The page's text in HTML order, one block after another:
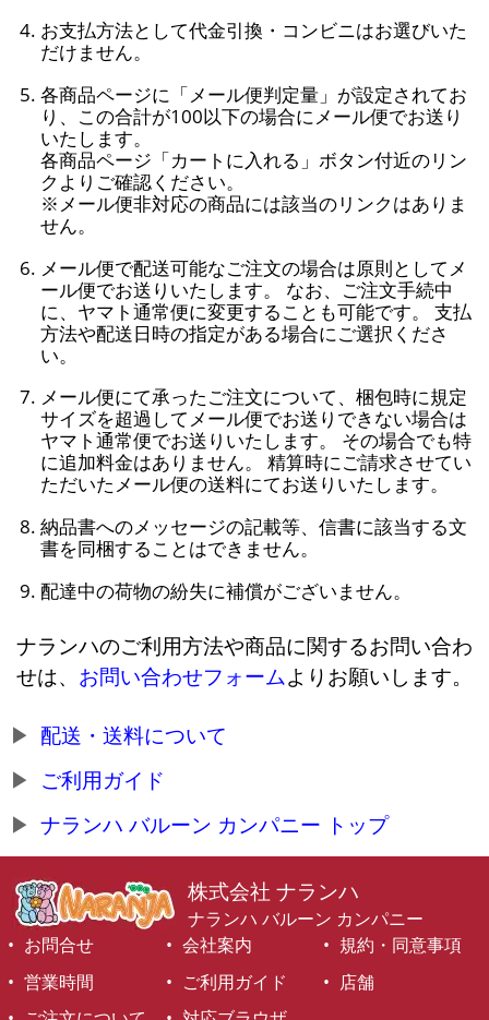
お支払方法として代金引換・コンビニはお選びいた
だけません。
各商品ページに「メール便判定量」が設定されてお
り、この合計が100以下の場合にメール便でお送り
いたします。
各商品ページ「カートに入れる」ボタン付近のリン
クよりご確認ください。
※メール便非対応の商品には該当のリンクはありま
せん。
メール便で配送可能なご注文の場合は原則としてメ
ール便でお送りいたします。 なお、ご注文手続中
に、ヤマト通常便に変更することも可能です。 支払
方法や配送日時の指定がある場合にご選択くださ
い。
メール便にて承ったご注文について、梱包時に規定
サイズを超過してメール便でお送りできない場合は
ヤマト通常便でお送りいたします。 その場合でも特
に追加料金はありません。 精算時にご請求させてい
ただいたメール便の送料にてお送りいたします。
納品書へのメッセージの記載等、信書に該当する文
書を同梱することはできません。
配達中の荷物の紛失に補償がございません。
ナランハのご利用方法や商品に関するお問い合わ
せは、 お問い合わせフォームよりお願いします。
配送・送料について
ご利用ガイド
ナランハ バルーン カンパニー トップ
株式会社 ナランハ
ナランハ バルーン カンパニー
お問合せ
会社案内
規約・同意事項
営業時間
ご利用ガイド
店舗